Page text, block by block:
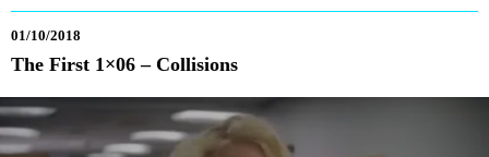
01/10/2018
The First 1×06 – Collisions